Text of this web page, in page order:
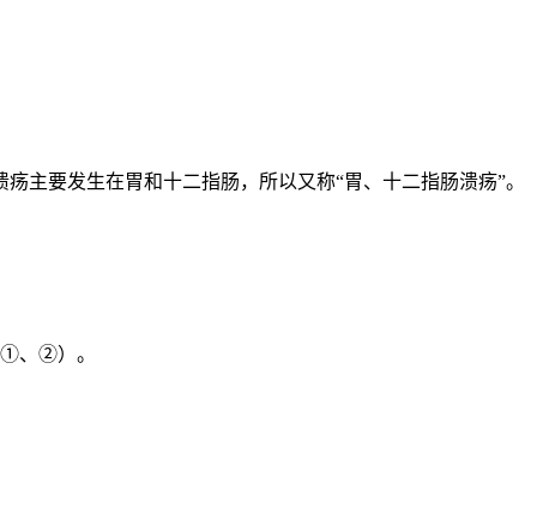
主要发生在胃和十二指肠，所以又称“胃、十二指肠溃疡”。
①、②）。